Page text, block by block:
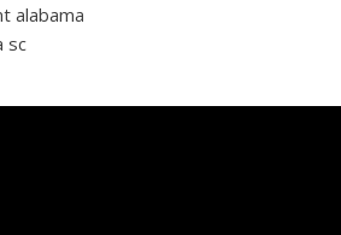
alabama
sc